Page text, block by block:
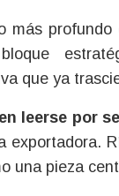
más
que ya
leerse por
una pieza